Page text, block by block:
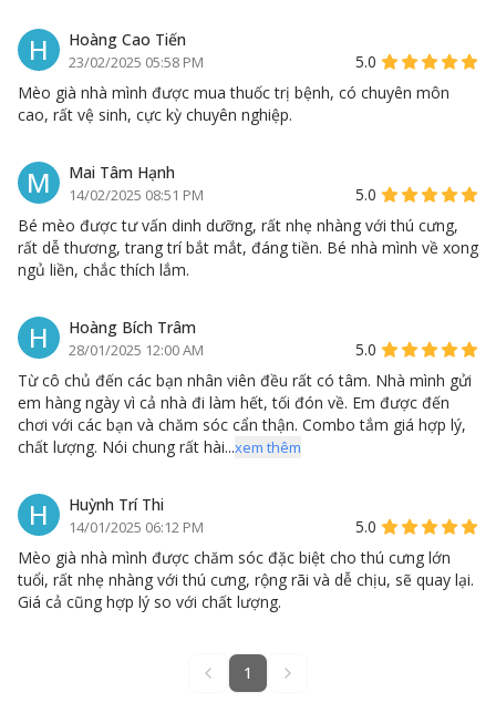
H Hoàng Cao Tiến
23/02/2025 05:58 PM
5.0
Mèo già nhà mình được mua thuốc trị bệnh, có chuyên môn
cao, rất vệ sinh, cực kỳ chuyên nghiệp.
M Mai Tâm Hạnh
14/02/2025 08:51 PM
5.0
Bé mèo được tư vấn dinh dưỡng, rất nhẹ nhàng với thú cưng,
rất dễ thương, trang trí bắt mắt, đáng tiền. Bé nhà mình về xong
ngủ liền, chắc thích lắm.
H Hoàng Bích Trâm
28/01/2025 12:00 AM
5.0
Từ cô chủ đến các bạn nhân viên đều rất có tâm. Nhà mình gửi
em hàng ngày vì cả nhà đi làm hết, tối đón về. Em được đến
chơi với các bạn và chăm sóc cẩn thận. Combo tắm giá hợp lý,
chất lượng. Nói chung rất hài...xem thêm
H Huỳnh Trí Thi
14/01/2025 06:12 PM
5.0
Mèo già nhà mình được chăm sóc đặc biệt cho thú cưng lớn
tuổi, rất nhẹ nhàng với thú cưng, rộng rãi và dễ chịu, sẽ quay lại.
Giá cả cũng hợp lý so với chất lượng.
1